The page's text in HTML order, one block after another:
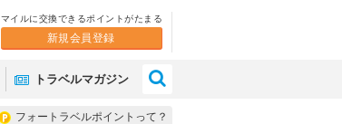
マイルに交換できるポイントがたまる
新規会員登録
トラベルマガジン
フォートラベルポイントって？